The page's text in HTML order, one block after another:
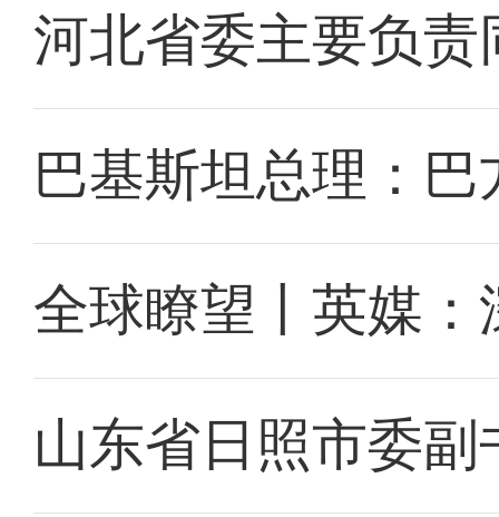
河北省委主要负
巴基斯坦总理：
全球瞭望丨英媒
山东省日照市委